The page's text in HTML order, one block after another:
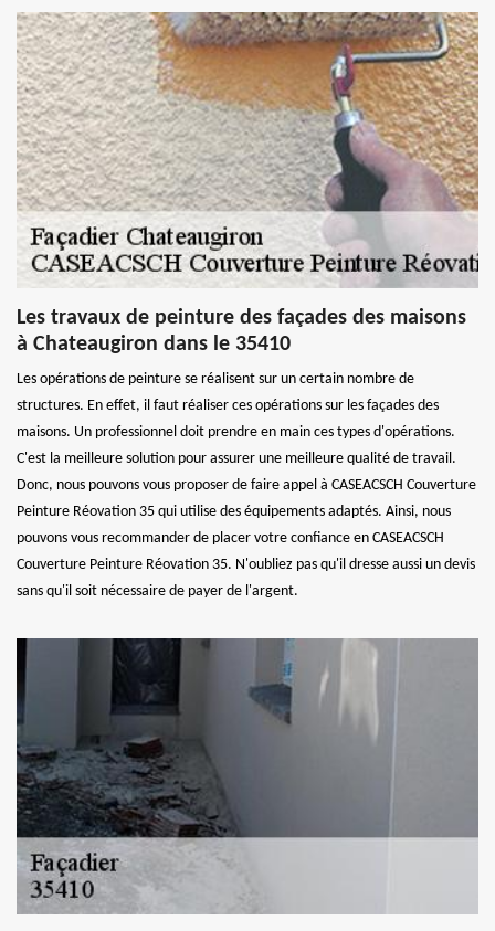
Les travaux de peinture des façades des maisons
à Chateaugiron dans le 35410
Les opérations de peinture se réalisent sur un certain nombre de
structures. En effet, il faut réaliser ces opérations sur les façades des
maisons. Un professionnel doit prendre en main ces types d'opérations.
C'est la meilleure solution pour assurer une meilleure qualité de travail.
Donc, nous pouvons vous proposer de faire appel à CASEACSCH Couverture
Peinture Réovation 35 qui utilise des équipements adaptés. Ainsi, nous
pouvons vous recommander de placer votre confiance en CASEACSCH
Couverture Peinture Réovation 35. N'oubliez pas qu'il dresse aussi un devis
sans qu'il soit nécessaire de payer de l'argent.